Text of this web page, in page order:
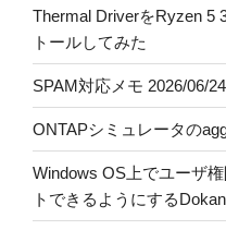
Thermal DriverをRyzen 5
トールしてみた
SPAM対応メモ 2026/06/24
ONTAPシミュレータの
Windows OS上でユーザ
トできるようにする